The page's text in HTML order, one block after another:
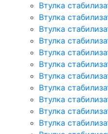
Втулка
Втулка
Втулка
Втулка
Втулка
Втулка
Втулка
Втулка
Втулка
Втулка
Втулка